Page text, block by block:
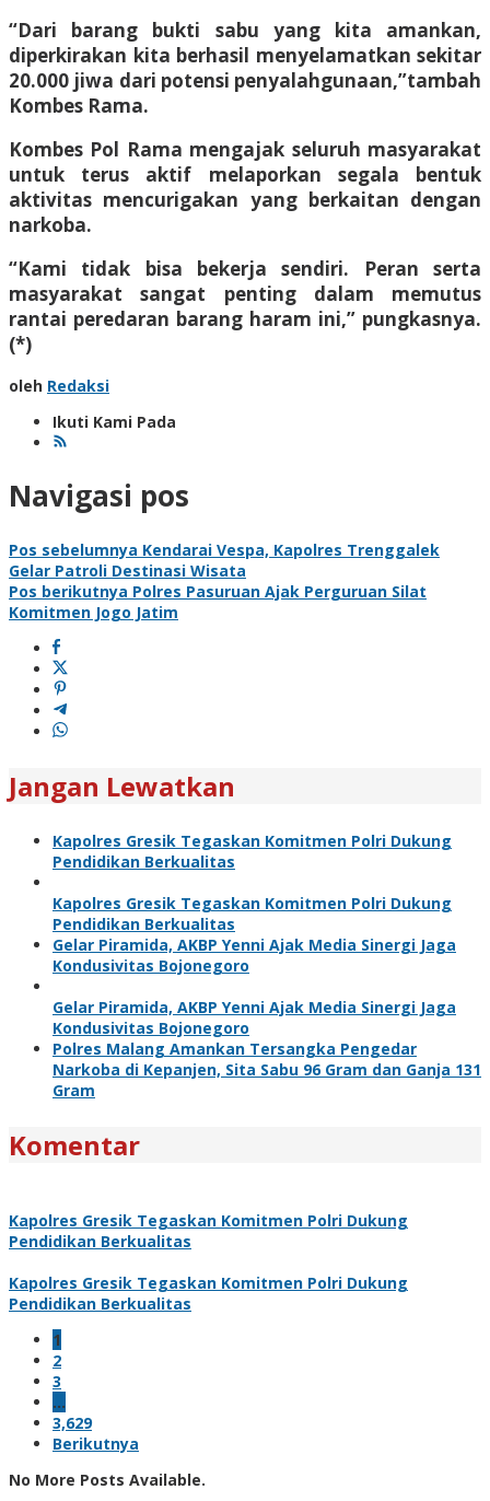
“Dari barang bukti sabu yang kita amankan,
diperkirakan kita berhasil menyelamatkan sekitar
20.000 jiwa dari potensi penyalahgunaan,”tambah
Kombes Rama.
Kombes Pol Rama mengajak seluruh masyarakat
untuk terus aktif melaporkan segala bentuk
aktivitas mencurigakan yang berkaitan dengan
narkoba.
“Kami tidak bisa bekerja sendiri. Peran serta
masyarakat sangat penting dalam memutus
rantai peredaran barang haram ini,” pungkasnya.
(*)
oleh Redaksi
Ikuti Kami Pada
Navigasi pos
Pos sebelumnya Kendarai Vespa, Kapolres Trenggalek
Gelar Patroli Destinasi Wisata
Pos berikutnya Polres Pasuruan Ajak Perguruan Silat
Komitmen Jogo Jatim
Jangan Lewatkan
Kapolres Gresik Tegaskan Komitmen Polri Dukung
Pendidikan Berkualitas
Kapolres Gresik Tegaskan Komitmen Polri Dukung
Pendidikan Berkualitas
Gelar Piramida, AKBP Yenni Ajak Media Sinergi Jaga
Kondusivitas Bojonegoro
Gelar Piramida, AKBP Yenni Ajak Media Sinergi Jaga
Kondusivitas Bojonegoro
Polres Malang Amankan Tersangka Pengedar
Narkoba di Kepanjen, Sita Sabu 96 Gram dan Ganja 131
Gram
Komentar
Kapolres Gresik Tegaskan Komitmen Polri Dukung
Pendidikan Berkualitas
Kapolres Gresik Tegaskan Komitmen Polri Dukung
Pendidikan Berkualitas
1
2
3
…
3,629
Berikutnya
No More Posts Available.